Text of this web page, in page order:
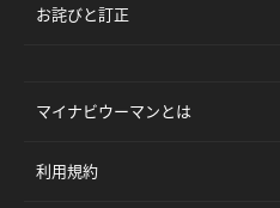
お詫びと訂正
マイナビウーマンとは
利用規約